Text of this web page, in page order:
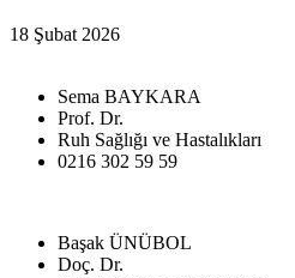
18 Şubat 2026
Sema BAYKARA
Prof. Dr.
Ruh Sağlığı ve Hastalıkları
0216 302 59 59
Başak ÜNÜBOL
Doç. Dr.